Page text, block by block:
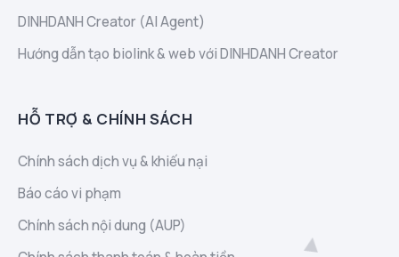
DINHDANH Creator (AI Agent)
Hướng dẫn tạo biolink & web với DINHDANH Creator
HỖ TRỢ & CHÍNH SÁCH
Chính sách dịch vụ & khiếu nại
Báo cáo vi phạm
Chính sách nội dung (AUP)